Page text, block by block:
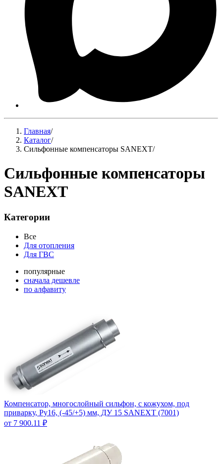
Главная/
Каталог/
Сильфонные компенсаторы SANEXT/
Сильфонные компенсаторы
SANEXT
Категории
Все
Для отопления
Для ГВС
популярные
сначала дешевле
по алфавиту
Компенсатор, многослойный сильфон, с кожухом, под
приварку, Ру16, (-45/+5) мм, ДУ 15 SANEXT (7001)
от 7 900.11 ₽